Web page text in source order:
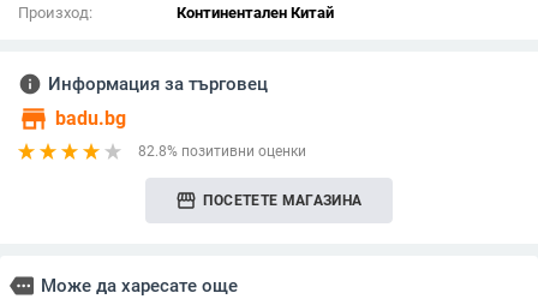
Произход:
Континентален Китай
info Информация за търговец
store badu.bg
82.8% позитивни оценки
storefront ПОСЕТЕТЕ МАГАЗИНА
more Може да харесате още